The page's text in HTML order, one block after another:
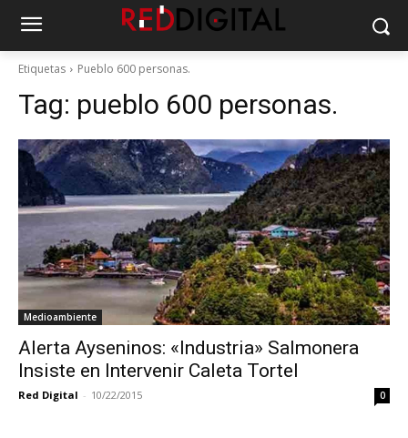
Etiquetas Pueblo 600 personas.
Tag: pueblo 600 personas.
Medioambiente
Alerta Ayseninos: «Industria» Salmonera
Insiste en Intervenir Caleta Tortel
Red Digital - 10/22/2015 0